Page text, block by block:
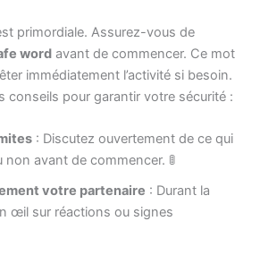
primordiale. Assurez-vous de
word avant de commencer. Ce mot
immédiatement l’activité si besoin.
conseils pour garantir votre sécurité :
: Discutez ouvertement de ce qui
avant de commencer. 🚦
votre partenaire : Durant la
œil sur réactions ou signes